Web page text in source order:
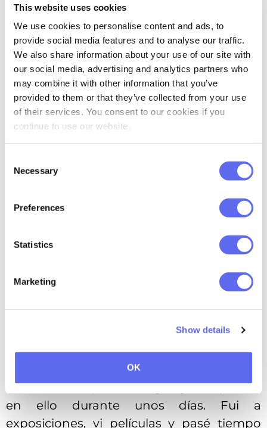
This website uses cookies
We use cookies to personalise content and ads, to
provide social media features and to analyse our traffic.
We also share information about your use of our site with
our social media, advertising and analytics partners who
may combine it with other information that you’ve
provided to them or that they’ve collected from your use
of their services. You consent to our cookies if you
continue to use our website.
Selection
Necessary
Preferences
Statistics
Marketing
Show details
OK
el descanso. Me permito desconectarme,
salir y hacer cosas que no tienen nada que
ver con el diseño, y ahí es cuando muchas
veces las ideas empiezan a fluir de nuevo.
BOUCHE / IDENTIDAD DE MARCA por
[Hablando de la última vez que se
enfrentó a un bloqueo creativo.] Sucedió
durante un largo proyecto de marca en el
que no pude encontrar la dirección
correcta para el logotipo. Todo se sentía
Decidí dar un paso atrás y dejar de pensar
en ello durante unos días. Fui a
exposiciones, vi películas y pasé tiempo